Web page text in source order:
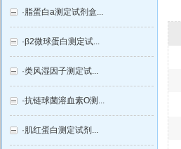
·脂蛋白a测定试剂盒...
·β2微球蛋白测定试...
·类风湿因子测定试...
·抗链球菌溶血素O测...
·肌红蛋白测定试剂...